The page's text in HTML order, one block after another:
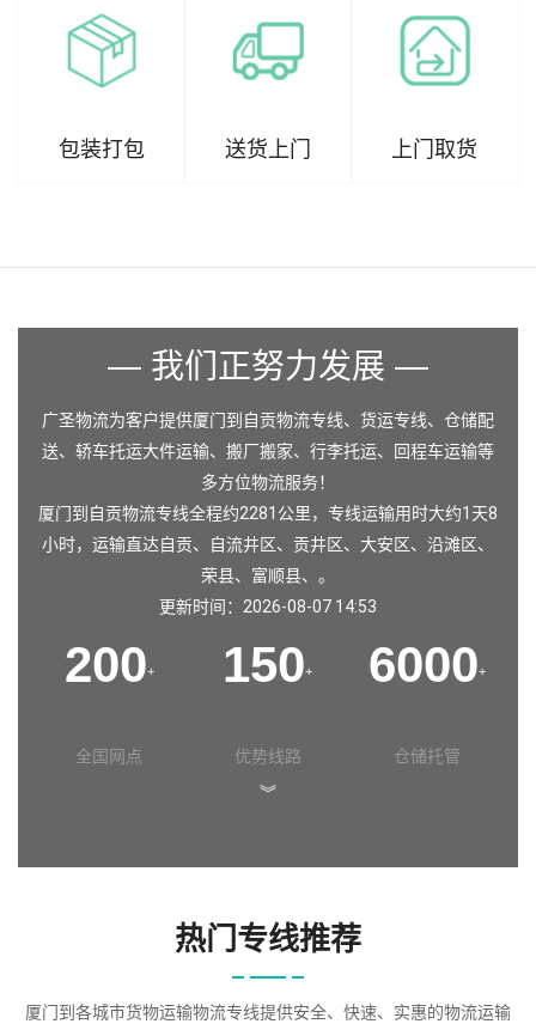
包装打包 送货上门 上门取货
— 我们正努力发展 —
广圣物流为客户提供厦门到自贡物流专线、货运专线、仓储配
送、轿车托运大件运输、搬厂搬家、行李托运、回程车运输等
多方位物流服务！
厦门到自贡物流专线全程约2281公里，专线运输用时大约1天8
小时，运输直达自贡、自流井区、贡井区、大安区、沿滩区、
荣县、富顺县、。
更新时间：2026-08-07 14:53
200+
全国网点
150+
优势线路
6000+
仓储托管
︾
热门专线推荐
厦门到各城市货物运输物流专线提供安全、快速、实惠的物流运输